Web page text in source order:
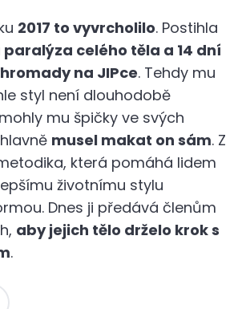
2017 to vyvrcholilo. Postihla
celého těla a 14 dní
na JIPce. Tehdy mu
styl není dlouhodobě
mu špičky ve svých
musel makat on sám. Z
která pomáhá lidem
životnímu stylu
Dnes ji předává členům
aby jejich tělo drželo krok s
.